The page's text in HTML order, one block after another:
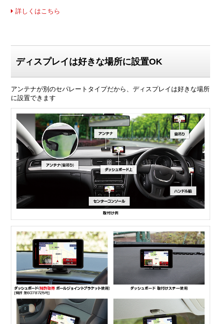
詳しくはこちら
ディスプレイは好きな場所に設置OK
アンテナが別のセパレートタイプだから、ディスプレイは好きな場所
に設置できます